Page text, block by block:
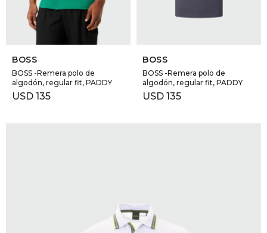
SELECCIONAR TALLE
BOSS
BOSS -Remera polo de
algodón, regular fit, PADDY
USD 135
BOSS
BOSS -Remera polo de
algodón, regular fit, PADDY
USD 135